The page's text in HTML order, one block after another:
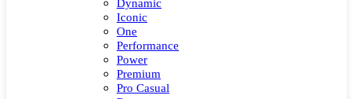
Dynamic
Iconic
One
Performance
Power
Premium
Pro Casual